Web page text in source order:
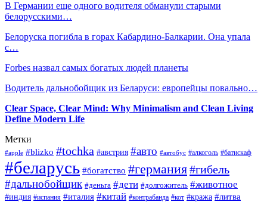
В Германии еще одного водителя обманули старыми
белорусскими…
Белоруска погибла в горах Кабардино-Балкарии. Она упала
с…
Forbes назвал самых богатых людей планеты
Водитель дальнобойщик из Беларуси: европейцы повально…
Clear Space, Clear Mind: Why Minimalism and Clean Living
Define Modern Life
Метки
#apple #blizko #tochka #австрия #авто #автобус #алкоголь #батискаф
#беларусь #богатство #германия#гибель
#дальнобойщик #деньга #дети #долгожитель #животное
#индия #испания #италия #китай #контрабанда #кот #кража #литва